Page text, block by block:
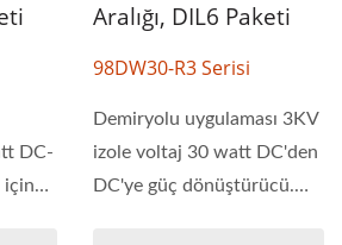
DC-
için
Aralığı, DIL6 Paketi
98DW30-R3 Serisi
Demiryolu uygulaması 3KV
izole voltaj 30 watt DC'den
DC'ye güç dönüştürücü.